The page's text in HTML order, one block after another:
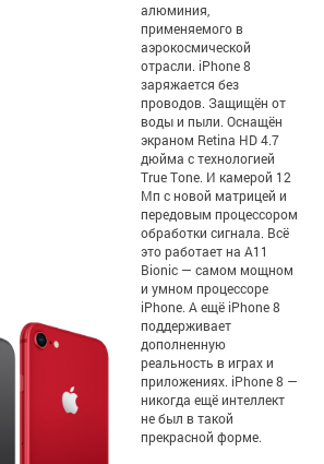
алюминия,
применяемого в
аэрокосмической
отрасли. iPhone 8
заряжается без
проводов. Защищён от
воды и пыли. Оснащён
экраном Retina HD 4.7
дюйма с технологией
True Tone. И камерой 12
Мп с новой матрицей и
передовым процессором
обработки сигнала. Всё
это работает на A11
Bionic — самом мощном
и умном процессоре
iPhone. А ещё iPhone 8
поддерживает
дополненную
реальность в играх и
приложениях. iPhone 8 —
никогда ещё интеллект
не был в такой
прекрасной форме.